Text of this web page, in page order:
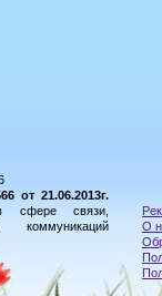
от 21.06.2013г.
сфере связи,
О